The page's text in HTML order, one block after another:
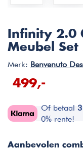
Infinity 2.0
Meubel Set
Merk: Benvenuto
499,-
Of betaal
0% rente!
Aanbevolen